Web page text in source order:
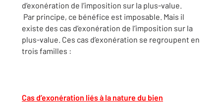
d’exonération de l’imposition sur la plus-value.
Par principe, ce bénéfice est imposable. Mais il
existe des cas d’exonération de l’imposition sur la
plus-value. Ces cas d’exonération se regroupent en
trois familles :
Cas d’exonération liés à la nature du bien